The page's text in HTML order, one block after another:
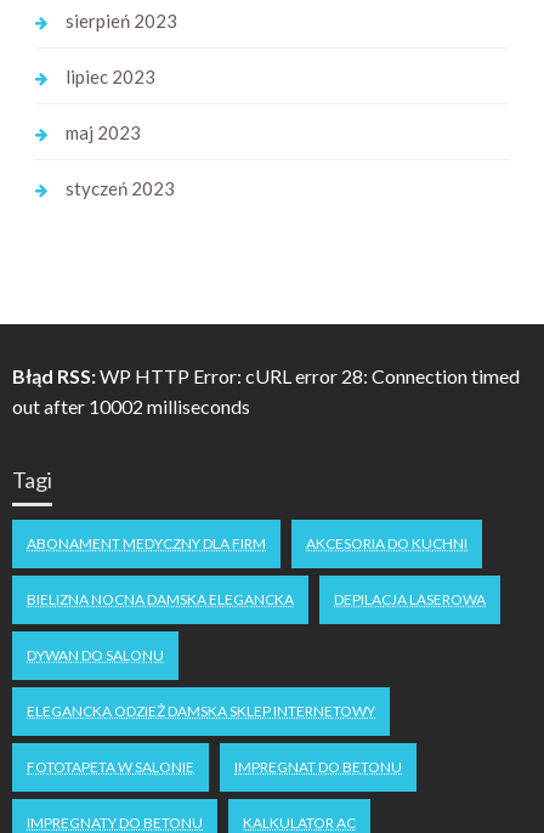
sierpień 2023
lipiec 2023
maj 2023
styczeń 2023
Błąd RSS:WP HTTP Error: cURL error 28: Connection timed
out after 10002 milliseconds
Tagi
ABONAMENT MEDYCZNY DLA FIRM AKCESORIA DO KUCHNI
BIELIZNA NOCNA DAMSKA ELEGANCKA DEPILACJA LASEROWA
DYWAN DO SALONU
ELEGANCKA ODZIEŻ DAMSKA SKLEP INTERNETOWY
FOTOTAPETA W SALONIE IMPREGNAT DO BETONU
IMPREGNATY DO BETONU KALKULATOR AC